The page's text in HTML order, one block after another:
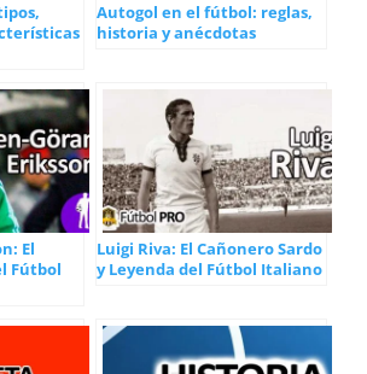
Autogol en el fútbol: reglas,
historia y anécdotas
El
Fútbol
Luigi Riva: El Cañonero Sardo
y Leyenda del Fútbol Italiano